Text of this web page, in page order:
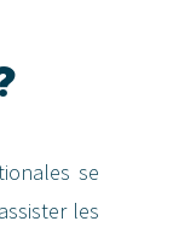
se
les